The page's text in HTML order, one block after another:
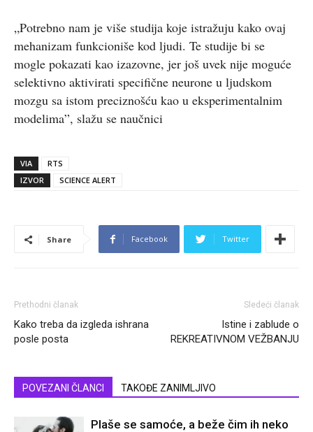
„Potrebno nam je više studija koje istražuju kako ovaj
mehanizam funkcioniše kod ljudi. Te studije bi se
mogle pokazati kao izazovne, jer još uvek nije moguće
selektivno aktivirati specifične neurone u ljudskom
mozgu sa istom preciznošću kao u eksperimentalnim
modelima”, slažu se naučnici
VIA
RTS
IZVOR
SCIENCE ALERT
Share Facebook Twitter
Prethodni članak
Kako treba da izgleda ishrana
posle posta
Sledeći članak
Istine i zablude o
REKREATIVNOM VEŽBANJU
POVEZANI ČLANCI TAKOĐE ZANIMLJIVO
Plaše se samoće, a beže čim ih neko